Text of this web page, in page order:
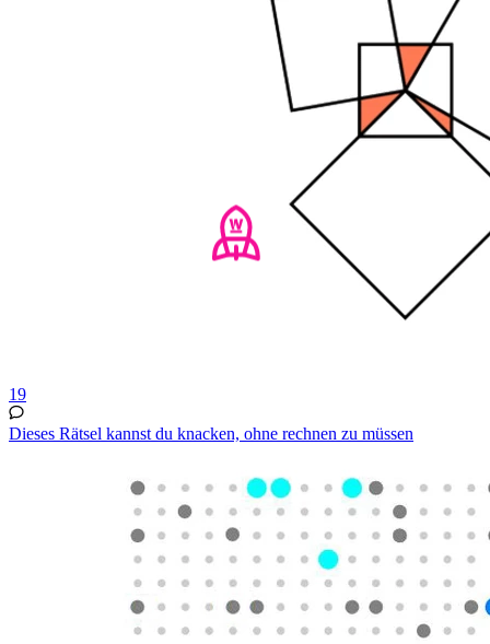
19
Dieses Rätsel kannst du knacken, ohne rechnen zu müssen